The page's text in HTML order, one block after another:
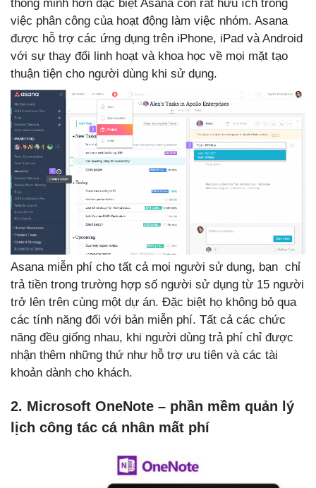
thông minh hơn đặc biệt Asana còn rất hữu ích trong
việc phân công của hoạt động làm việc nhóm. Asana
được hỗ trợ các ứng dụng trên iPhone, iPad và Android
với sự thay đổi linh hoạt và khoa học về mọi mặt tạo
thuận tiện cho người dùng khi sử dụng.
Asana miễn phí cho tất cả mọi người sử dụng, bạn chỉ
trả tiền trong trường hợp số người sử dụng từ 15 người
trở lên trên cùng một dự án. Đặc biệt họ không bỏ qua
các tính năng đối với bản miễn phí. Tất cả các chức
năng đều giống nhau, khi người dùng trả phí chỉ được
nhận thêm những thứ như hỗ trợ ưu tiên và các tài
khoản dành cho khách.
2. Microsoft OneNote – phần mềm quản lý
lịch công tác cá nhân mất phí